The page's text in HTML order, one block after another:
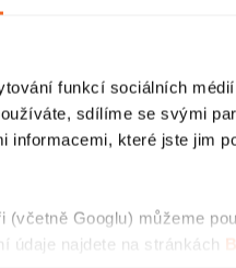
funkcí sociálních
sdílíme se svými
informacemi, které jste jim
Googlu) můžeme
údaje najdete na stránkách
Dveře s panty jsou
zavěšeny na
otočném profilu s
na principu
vzduchového pístu,